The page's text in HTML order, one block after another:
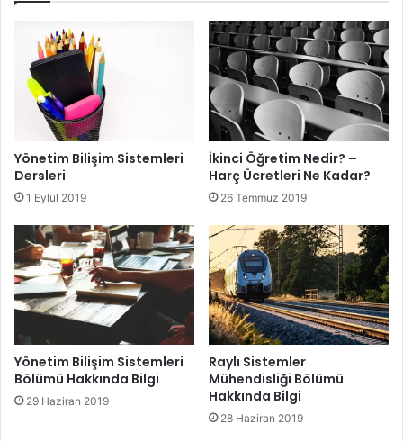
Yönetim Bilişim Sistemleri
Dersleri
1 Eylül 2019
İkinci Öğretim Nedir? –
Harç Ücretleri Ne Kadar?
26 Temmuz 2019
Yönetim Bilişim Sistemleri
Bölümü Hakkında Bilgi
29 Haziran 2019
Raylı Sistemler
Mühendisliği Bölümü
Hakkında Bilgi
28 Haziran 2019